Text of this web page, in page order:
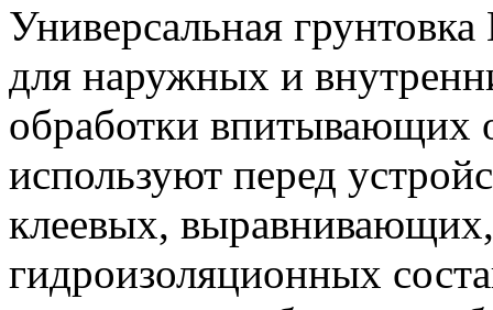
Универсальная
для наружных и
обработки впитывающих
используют перед
клеевых,
гидроизоляционных